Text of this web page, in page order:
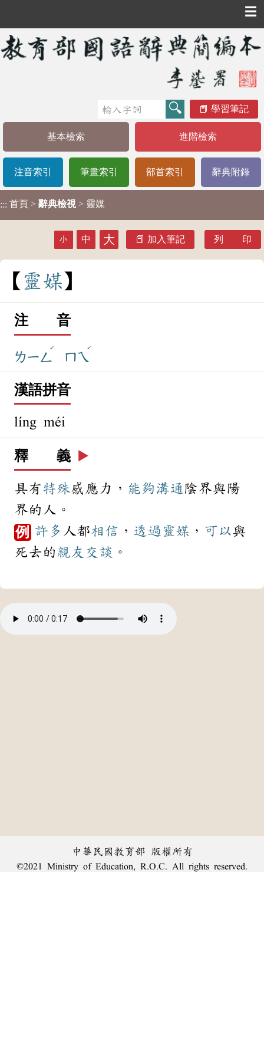
☰
學習筆記
基本檢索 進階檢索
注音索引 筆畫索引 部首索引 辭典附錄
::: 首頁 > 辭典檢視 > 靈媒
小 中 大 加入筆記 列 印
靈媒
注 音
ㄌㄧㄥ
ˊ
ㄇㄟ
ˊ
漢語拼音
líng méi
釋 義 ▶️
具有特殊感應力， 能夠 溝通 陰界與陽
界的人。
例 許多 人都相信 ， 透過 靈媒 ， 可以與
死去的 親友 交談 。
中華民國教育部 版權所有
©2021 Ministry of Education, R.O.C. All rights reserved.